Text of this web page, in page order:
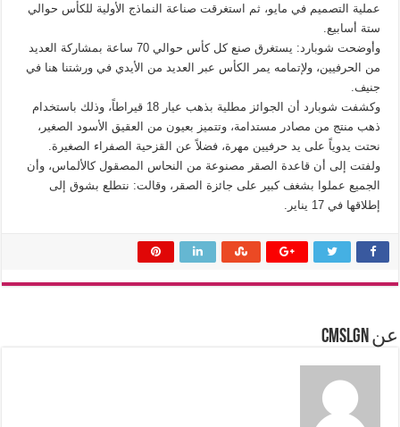
عملية التصميم في مايو، ثم استغرقت صناعة النماذج الأولية للكأس حوالي
ستة أسابيع.
وأوضحت شوبارد: يستغرق صنع كل كأس حوالي 70 ساعة بمشاركة العديد
من الحرفيين، ولإتمامه يمر الكأس عبر العديد من الأيدي في ورشتنا هنا في
جنيف.
وكشفت شوبارد أن الجوائز مطلية بذهب عيار 18 قيراطاً، وذلك باستخدام
ذهب منتج من مصادر مستدامة، وتتميز بعيون من العقيق الأسود الصغير،
نحتت يدوياً على يد حرفيين مهرة، فضلاً عن القزحية الصفراء الصغيرة.
ولفتت إلى أن قاعدة الصقر مصنوعة من النحاس المصقول كالألماس، وأن
الجميع عملوا بشغف كبير على جائزة الصقر، وقالت: نتطلع بشوق إلى
إطلاقها في 17 يناير.
عن cmslgn